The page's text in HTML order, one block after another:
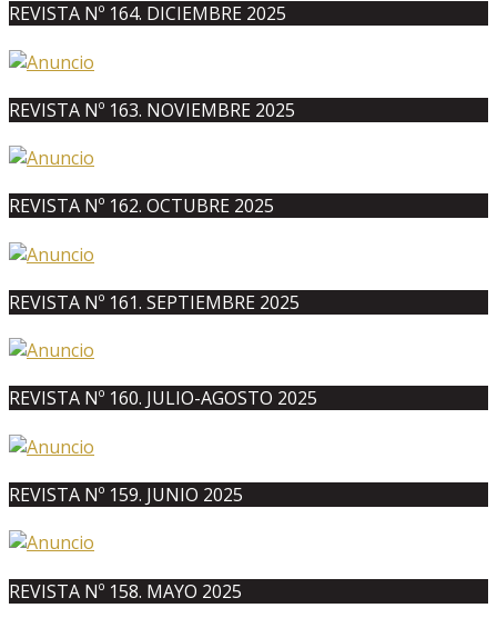
REVISTA Nº 164. DICIEMBRE 2025
REVISTA Nº 163. NOVIEMBRE 2025
REVISTA Nº 162. OCTUBRE 2025
REVISTA Nº 161. SEPTIEMBRE 2025
REVISTA Nº 160. JULIO-AGOSTO 2025
REVISTA Nº 159. JUNIO 2025
REVISTA Nº 158. MAYO 2025